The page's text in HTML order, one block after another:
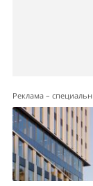
Реклама –